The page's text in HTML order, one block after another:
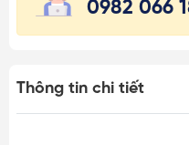
0982 066
Thông tin chi tiết